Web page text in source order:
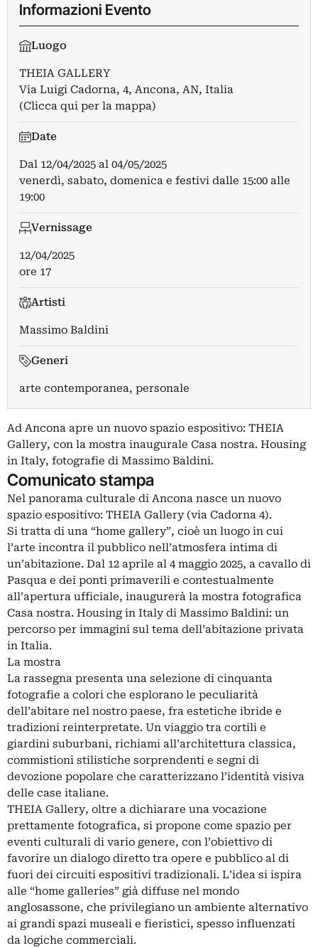
Informazioni Evento
Luogo
THEIA GALLERY
Via Luigi Cadorna, 4, Ancona, AN, Italia
(Clicca qui per la mappa)
Date
Dal 12/04/2025 al 04/05/2025
venerdì, sabato, domenica e festivi dalle 15:00 alle
19:00
Vernissage
12/04/2025
ore 17
Artisti
Massimo Baldini
Generi
arte contemporanea, personale
Ad Ancona apre un nuovo spazio espositivo: THEIA
Gallery, con la mostra inaugurale Casa nostra. Housing
in Italy, fotografie di Massimo Baldini.
Comunicato stampa
Nel panorama culturale di Ancona nasce un nuovo
spazio espositivo: THEIA Gallery (via Cadorna 4).
Si tratta di una “home gallery”, cioè un luogo in cui
l’arte incontra il pubblico nell’atmosfera intima di
un’abitazione. Dal 12 aprile al 4 maggio 2025, a cavallo di
Pasqua e dei ponti primaverili e contestualmente
all’apertura ufficiale, inaugurerà la mostra fotografica
Casa nostra. Housing in Italy di Massimo Baldini: un
percorso per immagini sul tema dell’abitazione privata
in Italia.
La mostra
La rassegna presenta una selezione di cinquanta
fotografie a colori che esplorano le peculiarità
dell’abitare nel nostro paese, fra estetiche ibride e
tradizioni reinterpretate. Un viaggio tra cortili e
giardini suburbani, richiami all’architettura classica,
commistioni stilistiche sorprendenti e segni di
devozione popolare che caratterizzano l’identità visiva
delle case italiane.
THEIA Gallery, oltre a dichiarare una vocazione
prettamente fotografica, si propone come spazio per
eventi culturali di vario genere, con l’obiettivo di
favorire un dialogo diretto tra opere e pubblico al di
fuori dei circuiti espositivi tradizionali. L’idea si ispira
alle “home galleries” già diffuse nel mondo
anglosassone, che privilegiano un ambiente alternativo
ai grandi spazi museali e fieristici, spesso influenzati
da logiche commerciali.